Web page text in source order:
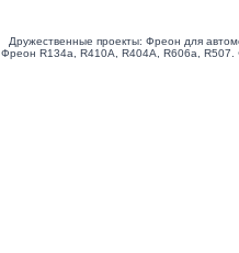
Дружественные проекты: Фреон для
Фреон R134a, R410A, R404A, R606a,